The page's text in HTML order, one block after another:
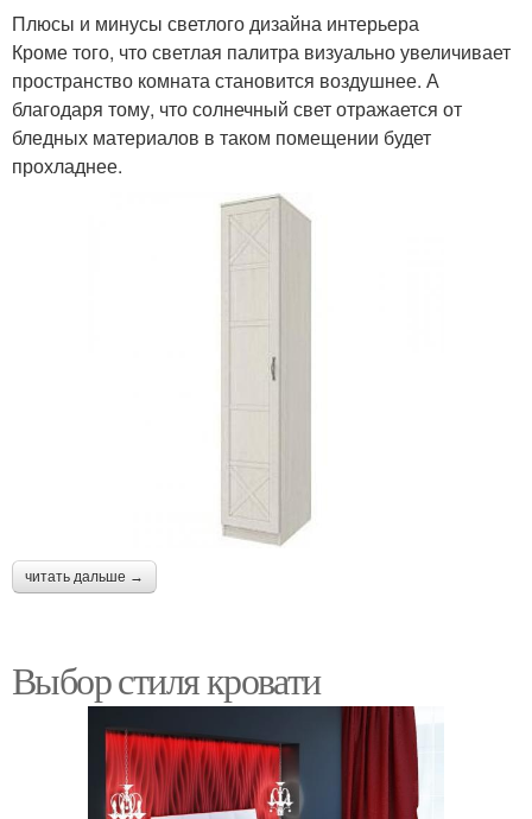
Плюсы и минусы светлого дизайна интерьера
Кроме того, что светлая палитра визуально увеличивает
пространство комната становится воздушнее. А
благодаря тому, что солнечный свет отражается от
бледных материалов в таком помещении будет
прохладнее.
читать дальше →
Выбор стиля кровати